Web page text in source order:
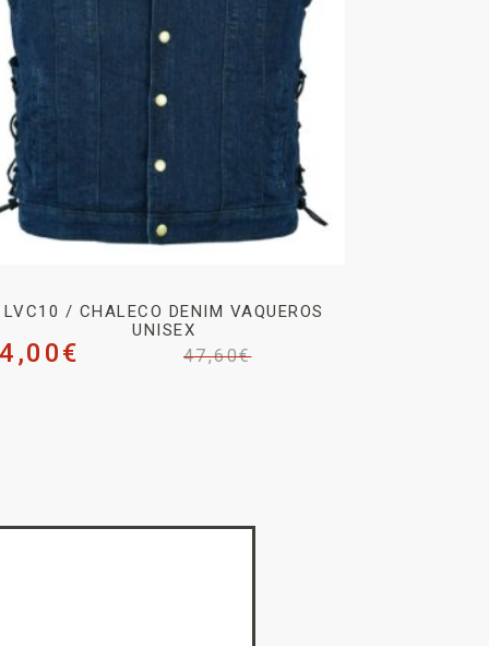
LVC10 / CHALECO DENIM VAQUEROS
UNISEX
47,60€
€